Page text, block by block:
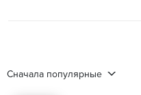
Сначала популярные